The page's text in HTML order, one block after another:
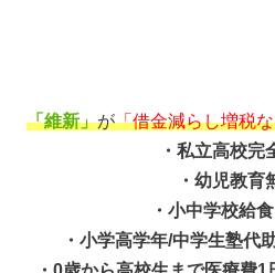
「維新」が「借金減らし増税
・私立高校完
・幼児教育
・小中学校給
・小学高学年/中学生塾代